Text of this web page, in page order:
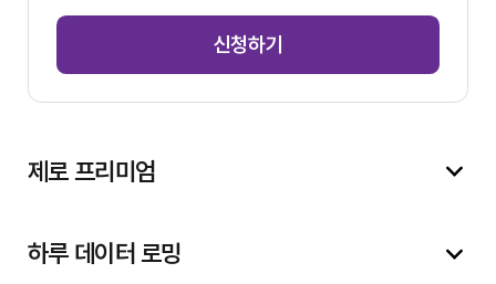
신청하기
제로 프리미엄
하루 데이터 로밍